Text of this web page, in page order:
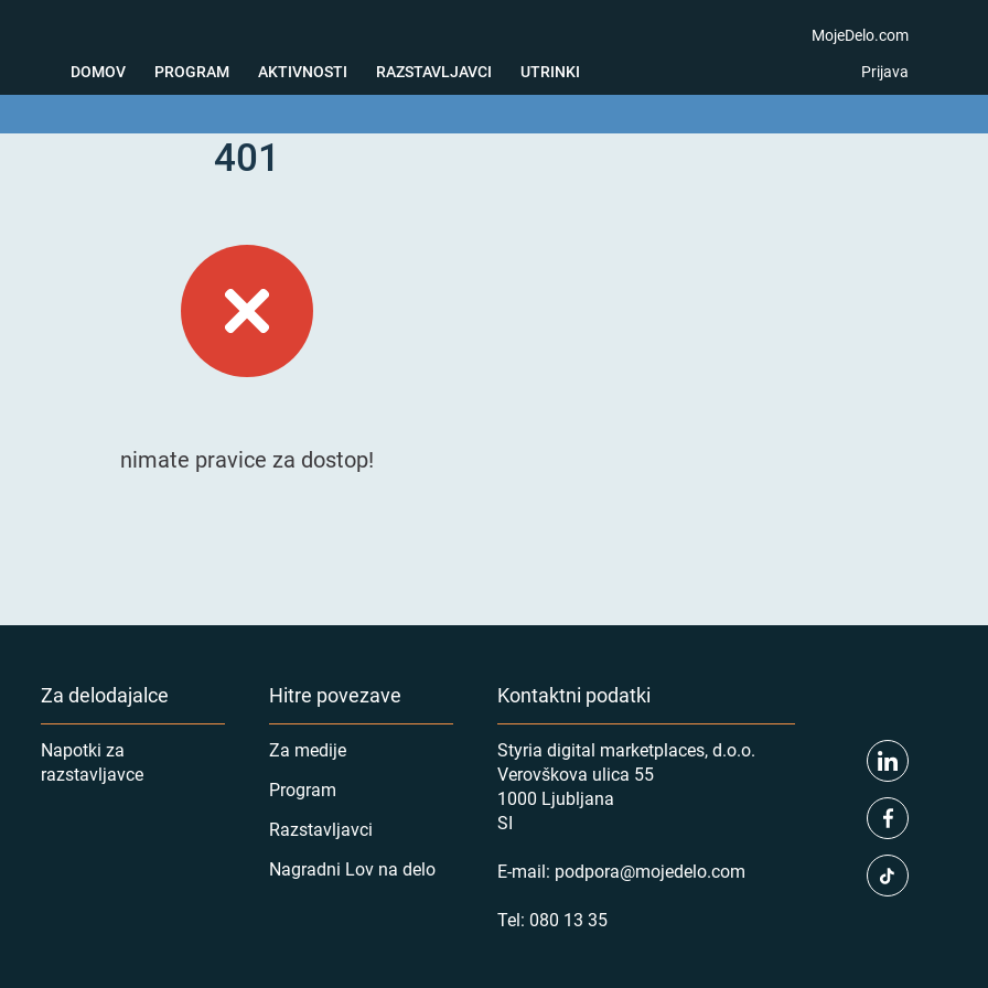
DOMOV PROGRAM AKTIVNOSTI
Testiranja
RAZSTAVLJAVCI UTRINKI
MojeDelo.com
Prijava
401
nimate pravice za dostop!
Za delodajalce
Napotki za
razstavljavce
Hitre povezave
Za medije
Program
Razstavljavci
Nagradni Lov na delo
Kontaktni podatki
Styria digital marketplaces, d.o.o.
Verovškova ulica 55
1000 Ljubljana
SI
E-mail: podpora@mojedelo.com
Tel: 080 13 35